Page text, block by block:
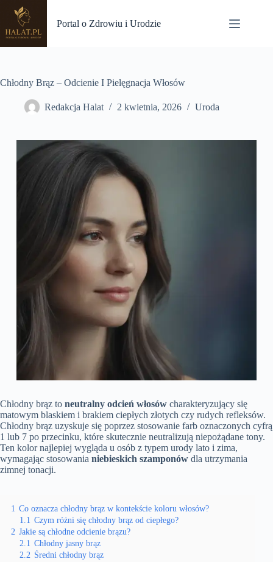
Przejdź
treści
Portal o Zdrowiu i Urodzie
Chłodny Brąz – Odcienie I Pielęgnacja Włosów
Redakcja Halat 2 kwietnia, 2026 Uroda
Chłodny brąz to neutralny odcień włosów charakteryzujący się
matowym blaskiem i brakiem ciepłych złotych czy rudych refleksów.
Chłodny brąz uzyskuje się poprzez stosowanie farb oznaczonych cyfrą
1 lub 7 po przecinku, które skutecznie neutralizują niepożądane tony.
Ten kolor najlepiej wygląda u osób z typem urody lato i zima,
wymagając stosowania niebieskich szamponów dla utrzymania
zimnej tonacji.
1 Co oznacza chłodny brąz w kontekście koloru włosów?
1.1 Czym różni się chłodny brąz od ciepłego?
2 Jakie są chłodne odcienie brązu?
2.1 Chłodny jasny brąz
2.2 Średni chłodny brąz